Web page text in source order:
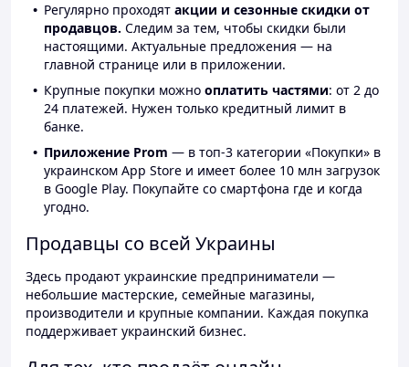
Регулярно проходят акции и сезонные скидки от
продавцов. Следим за тем, чтобы скидки были
настоящими. Актуальные предложения — на
главной странице или в приложении.
Крупные покупки можно оплатить частями: от 2 до
24 платежей. Нужен только кредитный лимит в
банке.
Приложение Prom — в топ-3 категории «Покупки» в
украинском App Store и имеет более 10 млн загрузок
в Google Play. Покупайте со смартфона где и когда
угодно.
Продавцы со всей Украины
Здесь продают украинские предприниматели —
небольшие мастерские, семейные магазины,
производители и крупные компании. Каждая покупка
поддерживает украинский бизнес.